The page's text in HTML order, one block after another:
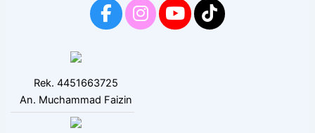
Rek. 4451663725
An. Muchammad Faizin